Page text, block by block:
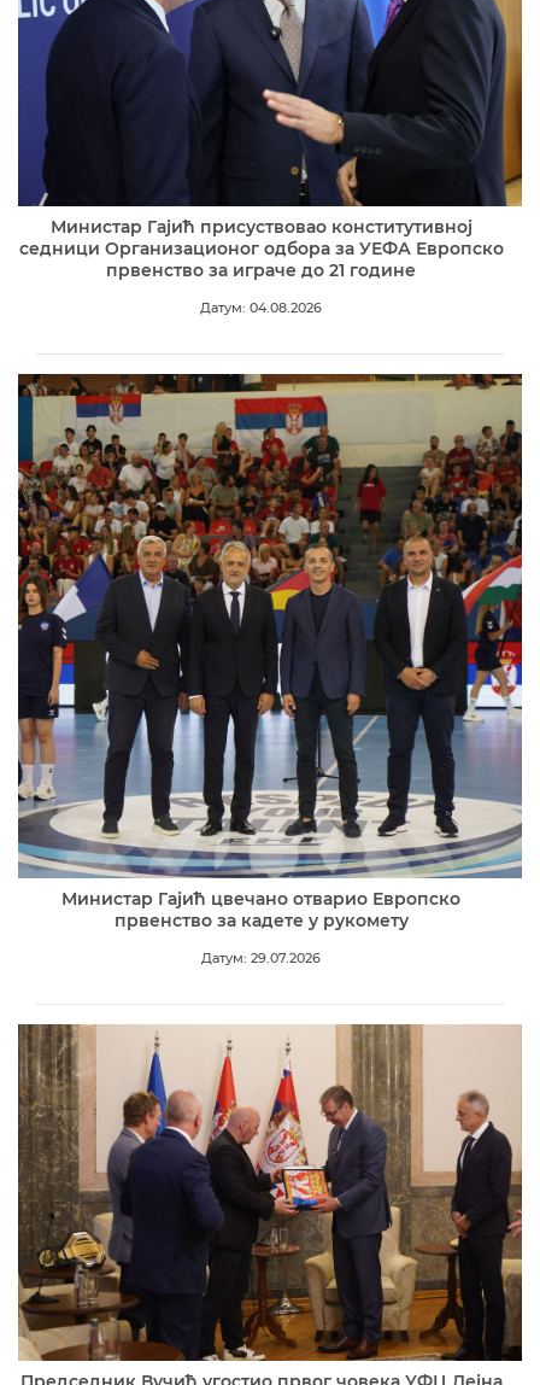
Министар Гајић присуствовао конститутивној
седници Организационог одбора за УЕФА Европско
првенство за играче до 21 године
Датум: 04.08.2026
Министар Гајић цвечано отварио Европско
првенство за кадете у рукомету
Датум: 29.07.2026